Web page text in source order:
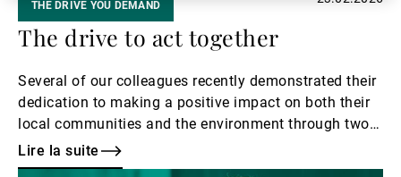
THE DRIVE YOU DEMAND
The drive to act together
Several of our colleagues recently demonstrated their
dedication to making a positive impact on both their
local communities and the environment through two
inspiring initiatives. From Zurich to the Mediterranean
coast, their efforts reflect a shared spirit of generosity
Lire la suite